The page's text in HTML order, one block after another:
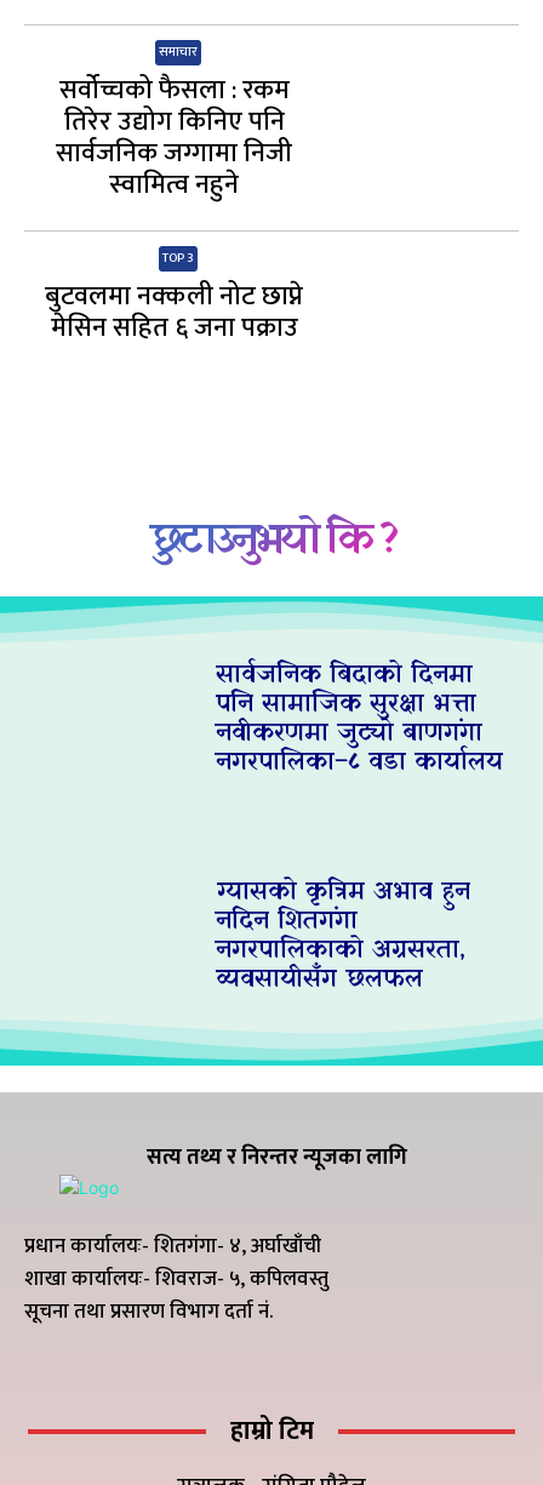
समाचार
सर्वोच्चको फैसला : रकम
तिरेर उद्योग किनिए पनि
सार्वजनिक जग्गामा निजी
स्वामित्व नहुने
TOP 3
बुटवलमा नक्कली नोट छाप्ने
मेसिन सहित ६ जना पक्राउ
छुटाउनुभयो कि ?
सार्वजनिक बिदाको दिनमा
पनि सामाजिक सुरक्षा भत्ता
नवीकरणमा जुट्यो बाणगंगा
नगरपालिका–८ वडा कार्यालय
ग्यासको कृत्रिम अभाव हुन
नदिन शितगंगा
नगरपालिकाको अग्रसरता,
व्यवसायीसँग छलफल
सत्य तथ्य र निरन्तर न्यूजका लागि
प्रधान कार्यालयः- शितगंगा- ४, अर्घाखाँची
शाखा कार्यालयः- शिवराज- ५, कपिलवस्तु
सूचना तथा प्रसारण विभाग दर्ता नं.
हाम्रो टिम